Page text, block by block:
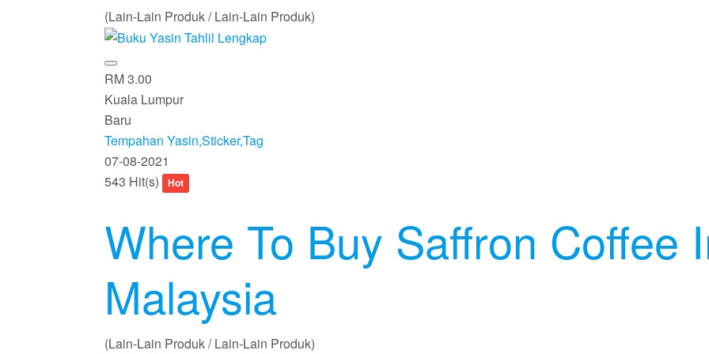
(Lain-Lain Produk / Lain-Lain Produk)
RM 3.00
Kuala Lumpur
Baru
Tempahan Yasin,Sticker,Tag
07-08-2021
543 Hit(s)
Hot
Where To Buy Saffron Coffee
Malaysia
(Lain-Lain Produk / Lain-Lain Produk)